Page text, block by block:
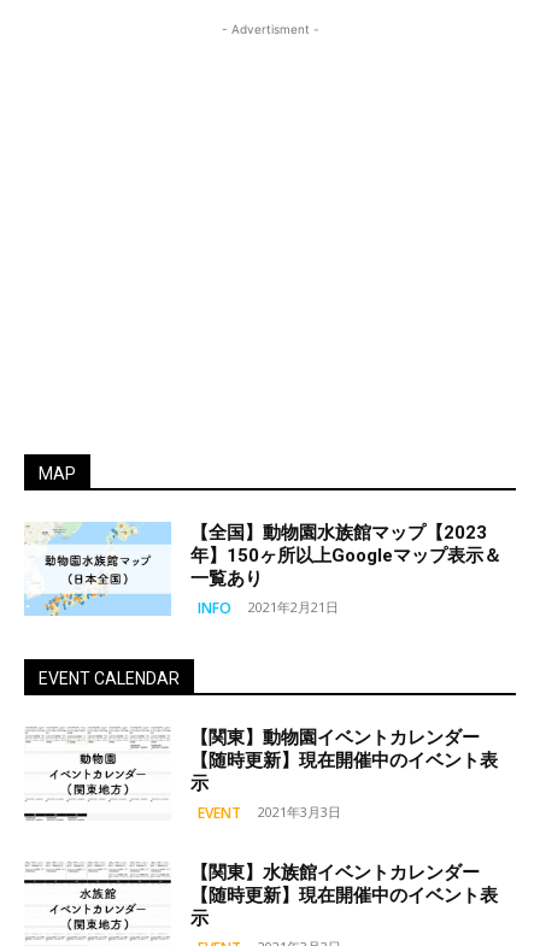
- Advertisment -
MAP
【全国】動物園水族館マップ【2023
年】150ヶ所以上Googleマップ表示＆
一覧あり
INFO 2021年2月21日
EVENT CALENDAR
【関東】動物園イベントカレンダー
【随時更新】現在開催中のイベント表
示
EVENT 2021年3月3日
【関東】水族館イベントカレンダー
【随時更新】現在開催中のイベント表
示